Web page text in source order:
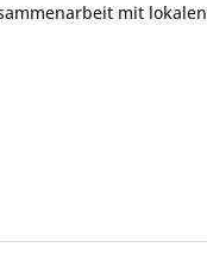
mit lokalen